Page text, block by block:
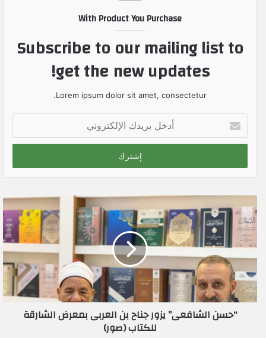
With Product You Purchase
Subscribe to our mailing list to
get the new updates!
Lorem ipsum dolor sit amet, consectetur.
خ
ب
ي
د
ك
ا
ل
إ
ل
ك
ت
"حسن الشافعى” يزور جناح بن العربى بمعرض الشارقة
للكتاب (صور)